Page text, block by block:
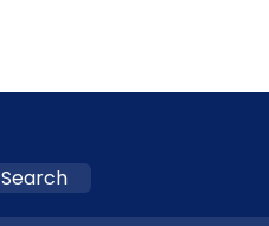
Search